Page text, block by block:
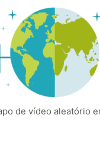
de vídeo aleatório